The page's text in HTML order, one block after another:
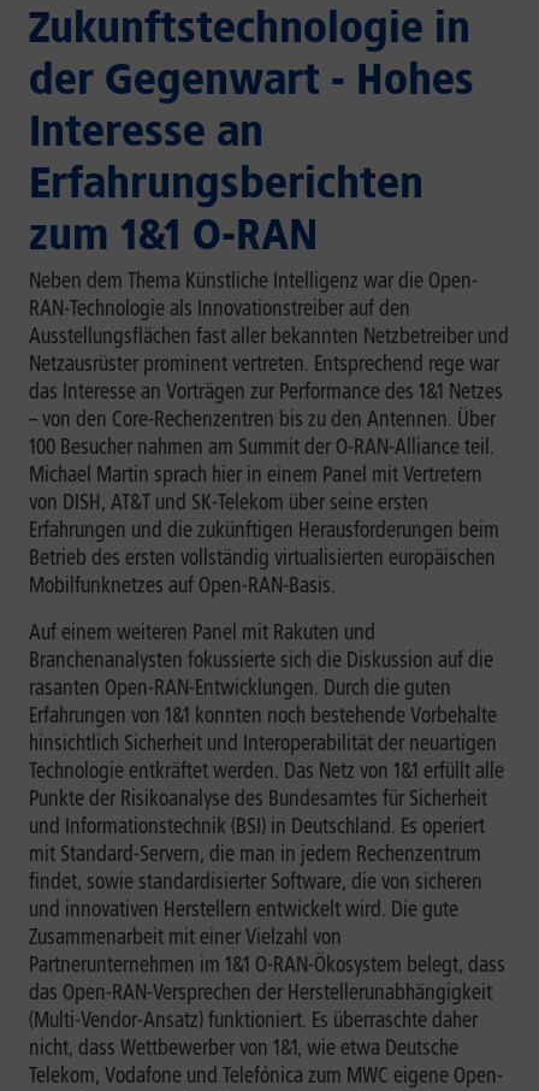
Zukunftstechnologie in
der Gegenwart - Hohes
Interesse an
Erfahrungsberichten
zum 1&1 O-RAN
Neben dem Thema Künstliche Intelligenz war die Open-
RAN-Technologie als Innovationstreiber auf den
Ausstellungsflächen fast aller bekannten Netzbetreiber und
Netzausrüster prominent vertreten. Entsprechend rege war
das Interesse an Vorträgen zur Performance des 1&1 Netzes
– von den Core-Rechenzentren bis zu den Antennen. Über
100 Besucher nahmen am Summit der O-RAN-Alliance teil.
Michael Martin sprach hier in einem Panel mit Vertretern
von DISH, AT&T und SK-Telekom über seine ersten
Erfahrungen und die zukünftigen Herausforderungen beim
Betrieb des ersten vollständig virtualisierten europäischen
Mobilfunknetzes auf Open-RAN-Basis.
Auf einem weiteren Panel mit Rakuten und
Branchenanalysten fokussierte sich die Diskussion auf die
rasanten Open-RAN-Entwicklungen. Durch die guten
Erfahrungen von 1&1 konnten noch bestehende Vorbehalte
hinsichtlich Sicherheit und Interoperabilität der neuartigen
Technologie entkräftet werden. Das Netz von 1&1 erfüllt alle
Punkte der Risikoanalyse des Bundesamtes für Sicherheit
und Informationstechnik (BSI) in Deutschland. Es operiert
mit Standard-Servern, die man in jedem Rechenzentrum
findet, sowie standardisierter Software, die von sicheren
und innovativen Herstellern entwickelt wird. Die gute
Zusammenarbeit mit einer Vielzahl von
Partnerunternehmen im 1&1 O-RAN-Ökosystem belegt, dass
das Open-RAN-Versprechen der Herstellerunabhängigkeit
(Multi-Vendor-Ansatz) funktioniert. Es überraschte daher
nicht, dass Wettbewerber von 1&1, wie etwa Deutsche
Telekom, Vodafone und Telefónica zum MWC eigene Open-